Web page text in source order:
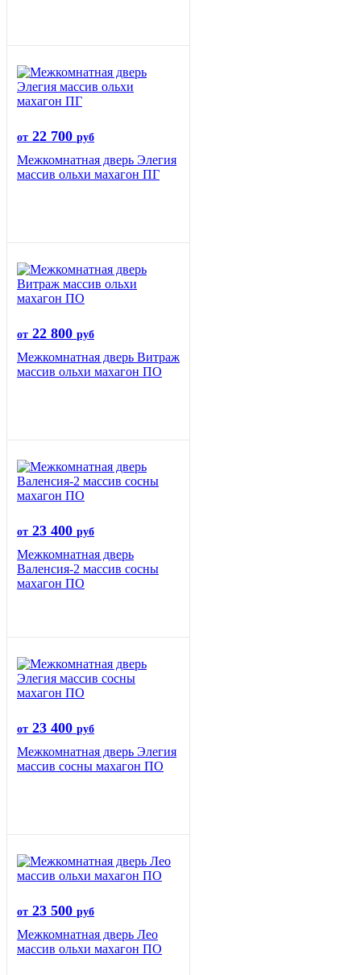
от 22 700 руб
Межкомнатная дверь Элегия
массив ольхи махагон ПГ
от 22 800 руб
Межкомнатная дверь Витраж
массив ольхи махагон ПО
от 23 400 руб
Межкомнатная дверь
Валенсия-2 массив сосны
махагон ПО
от 23 400 руб
Межкомнатная дверь Элегия
массив сосны махагон ПО
от 23 500 руб
Межкомнатная дверь Лео
массив ольхи махагон ПО